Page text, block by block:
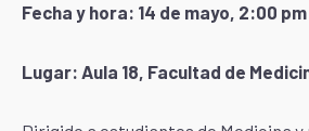
Fecha y hora: 14 de mayo, 2:00 pm
Lugar: Aula 18, Facultad de